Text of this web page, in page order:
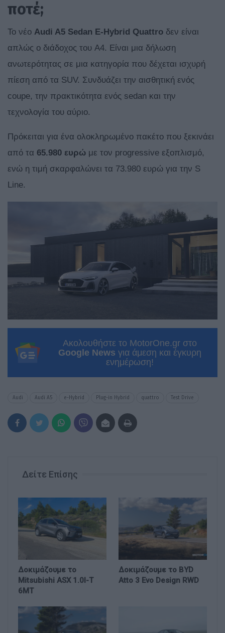
ποτέ;
Το νέο Audi A5 Sedan E-Hybrid Quattro δεν είναι
απλώς ο διάδοχος του A4. Είναι μια δήλωση
ανωτερότητας σε μια κατηγορία που δέχεται ισχυρή
πίεση από τα SUV. Συνδυάζει την αισθητική ενός
coupe, την πρακτικότητα ενός sedan και την
τεχνολογία του αύριο.
Πρόκειται για ένα ολοκληρωμένο πακέτο που ξεκινάει
από τα 65.980 ευρώ με τον progressive εξοπλισμό,
ενώ η τιμή σκαρφαλώνει τα 73.980 ευρώ για την S
Line.
Ακολουθήστε το MotorOne.gr στο
Google News για άμεση και έγκυρη
ενημέρωση!
Audi Audi A5 e-Hybrid Plug-in Hybrid quattro Test Drive
Δείτε Επίσης
Δοκιμάζουμε το
Mitsubishi ASX 1.0l-T
6MT
Δοκιμάζουμε το BYD
Atto 3 Evo Design RWD